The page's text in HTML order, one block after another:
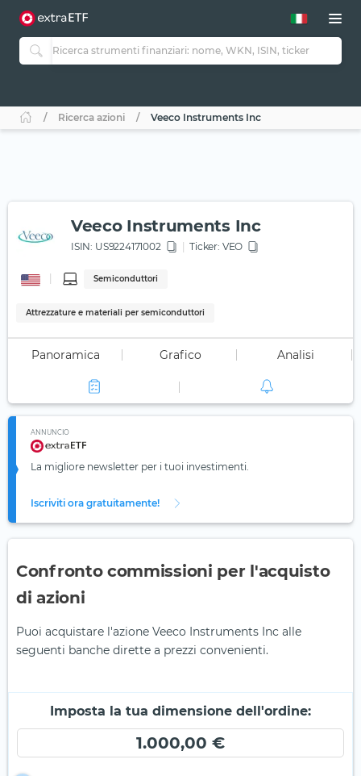
Ricerca azioni Veeco Instruments Inc
Veeco Instruments Inc
ISIN: US9224171002 Ticker: VEO
Semiconduttori
Attrezzature e materiali per semiconduttori
Panoramica Grafico Analisi
ANNUNCIO
La migliore newsletter per i tuoi investimenti.
Iscriviti ora gratuitamente!
Confronto commissioni per l'acquisto
di azioni
Puoi acquistare l'azione Veeco Instruments Inc alle
seguenti banche dirette a prezzi convenienti.
Imposta la tua dimensione dell'ordine:
1.000,00 €